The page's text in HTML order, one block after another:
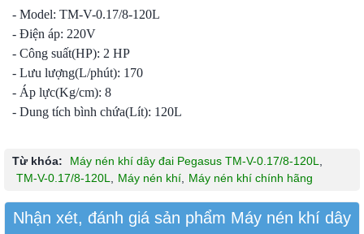
- Model: TM-V-0.17/8-120L
- Điện áp: 220V
- Công suất(HP): 2 HP
- Lưu lượng(L/phút): 170
- Áp lực(Kg/cm): 8
- Dung tích bình chứa(Lít): 120L
Từ khóa: Máy nén khí dây đai Pegasus TM-V-0.17/8-120L,
TM-V-0.17/8-120L, Máy nén khí, Máy nén khí chính hãng
Nhận xét, đánh giá sản phẩm Máy nén khí dây